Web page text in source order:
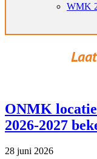
WMK
ONMK
2026-2027
28 juni 2026